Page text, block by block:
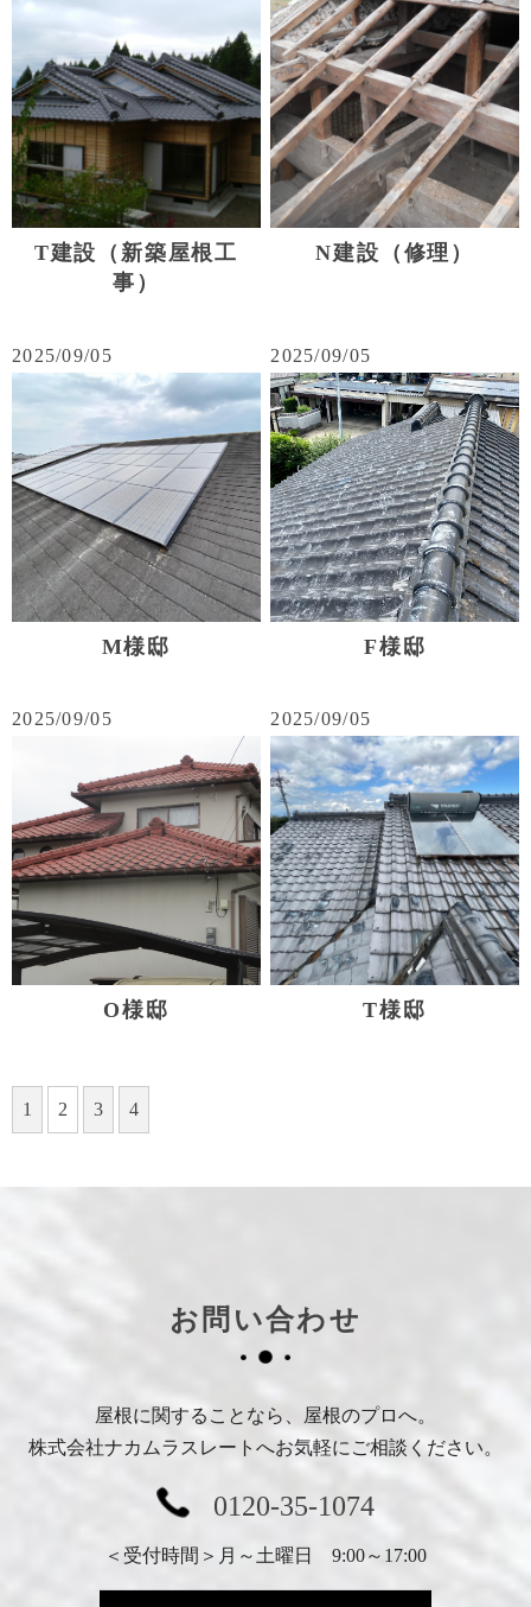
T建設（新築屋根工
事）
N建設（修理）
2025/09/05
M様邸
2025/09/05
F様邸
2025/09/05
O様邸
2025/09/05
T様邸
1 2 3 4
お問い合わせ
屋根に関することなら、屋根のプロへ。
株式会社ナカムラスレートへお気軽にご相談ください。
0120-35-1074
＜受付時間＞月～土曜日 9:00～17:00